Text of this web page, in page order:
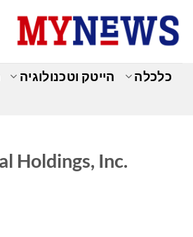
content
כלכלה הייטק וטכנולוגיה